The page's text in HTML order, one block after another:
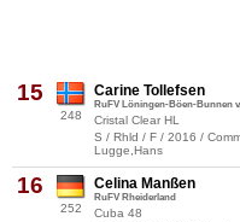
15
248
Carine Tollefsen
RuFV Löningen-Böen-Bunnen
Cristal Clear HL
S / Rhld / F / 2016 /
Lugge,Hans
16
252
Celina Manßen
RuFV Rheiderland
Cuba 48